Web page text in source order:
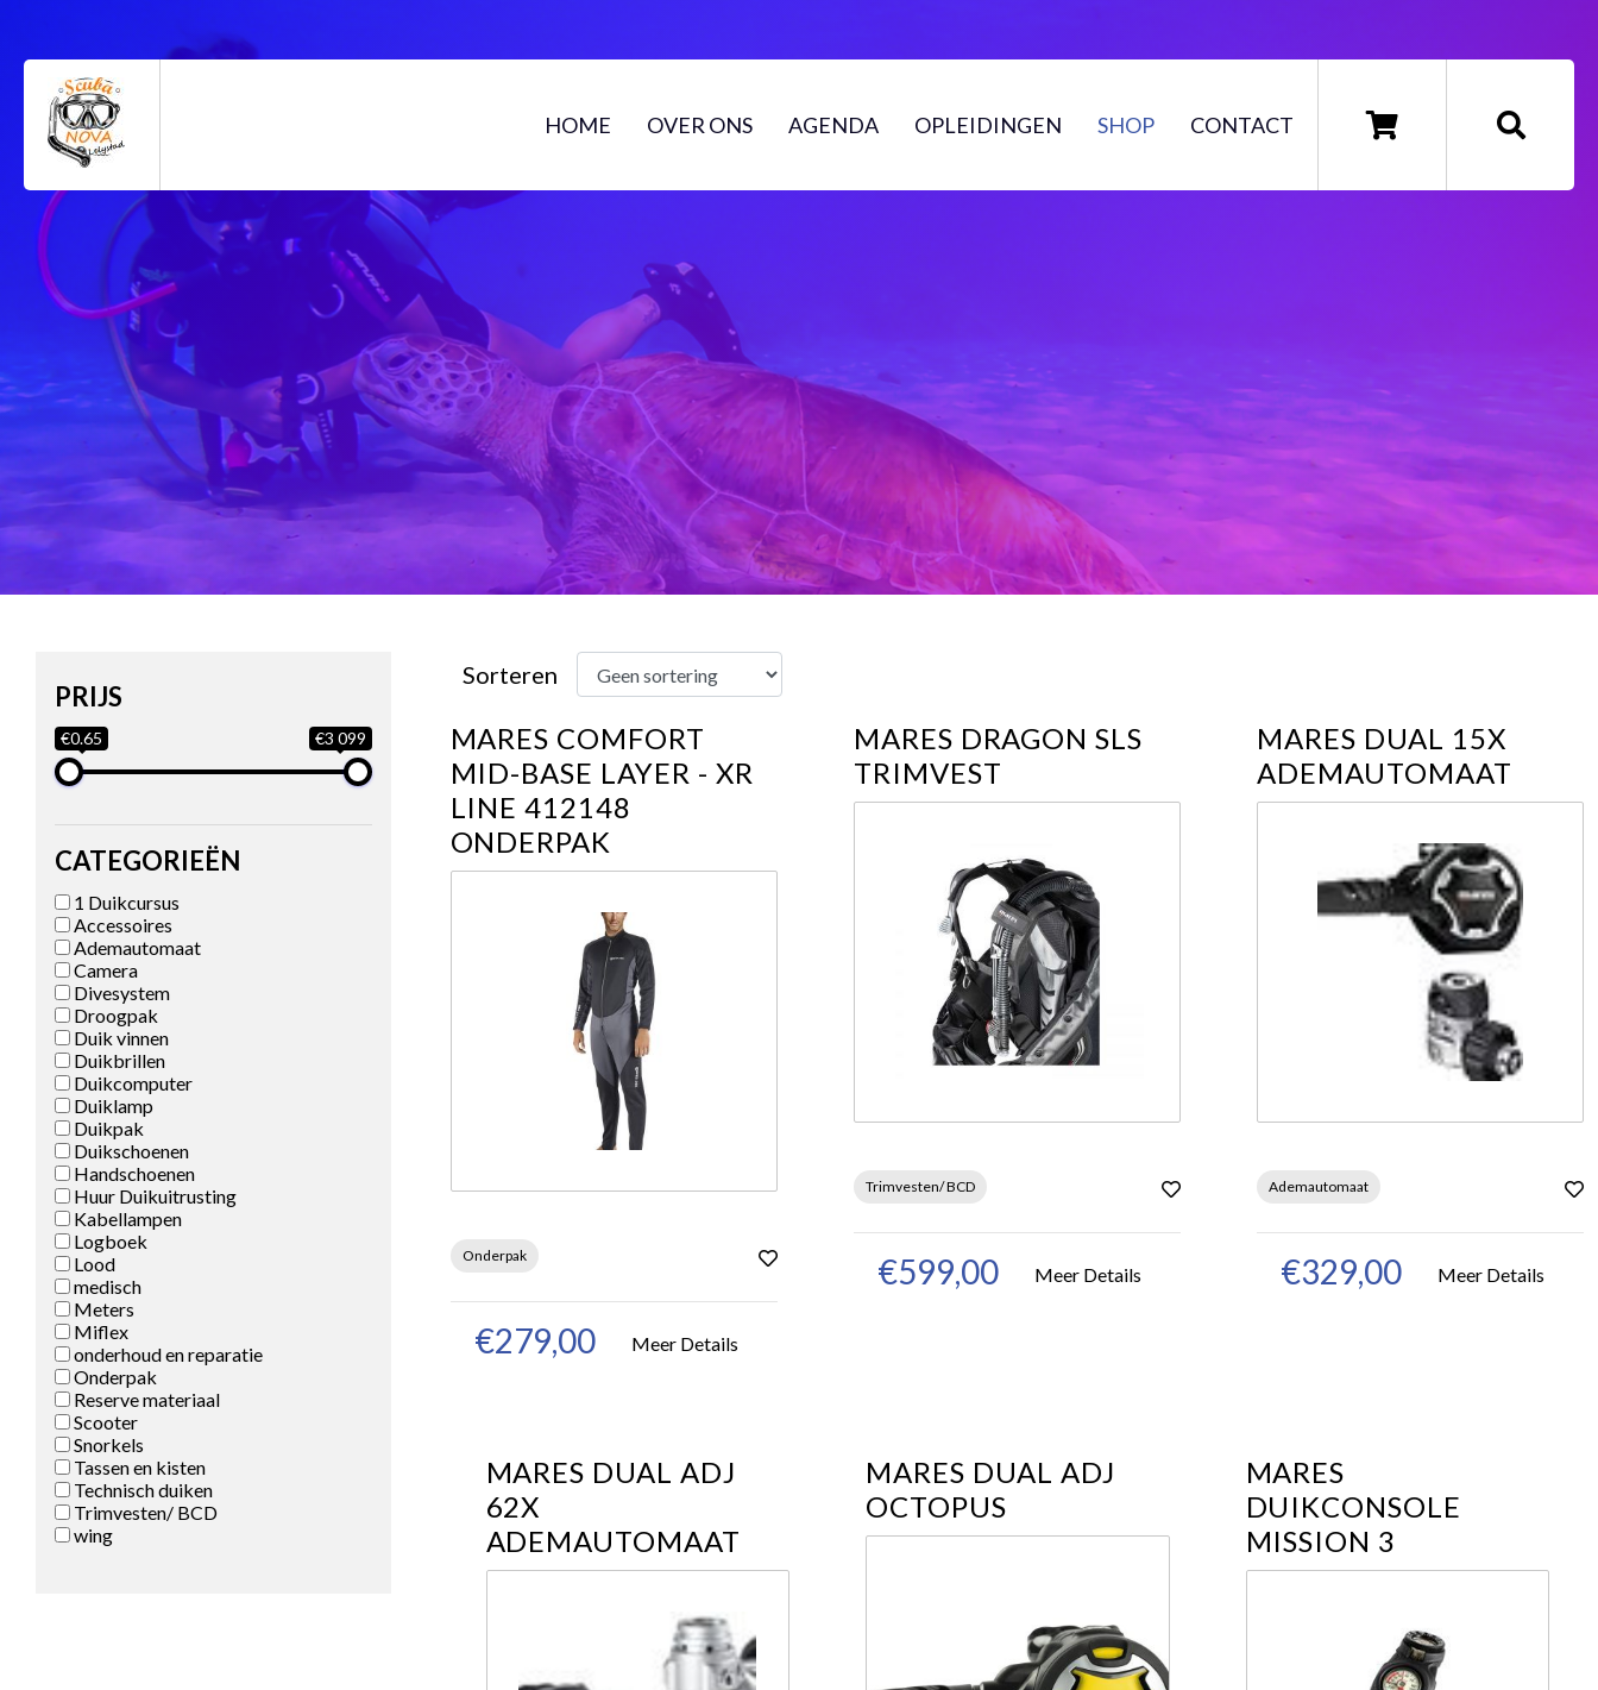
HOME OVER ONS AGENDA OPLEIDINGEN SHOP CONTACT
PRIJS
€0.65 €3 099
CATEGORIEËN
1 Duikcursus
Accessoires
Ademautomaat
Camera
Divesystem
Droogpak
Duik vinnen
Duikbrillen
Duikcomputer
Duiklamp
Duikpak
Duikschoenen
Handschoenen
Huur Duikuitrusting
Kabellampen
Logboek
Lood
medisch
Meters
Miflex
onderhoud en reparatie
Onderpak
Reserve materiaal
Scooter
Snorkels
Tassen en kisten
Technisch duiken
Trimvesten/ BCD
wing
Sorteren
MARES COMFORT
MID-BASE LAYER - XR
LINE 412148
ONDERPAK
Onderpak
€279,00 Meer Details
MARES DRAGON SLS
TRIMVEST
Trimvesten/ BCD
€599,00 Meer Details
MARES DUAL 15X
ADEMAUTOMAAT
Ademautomaat
€329,00 Meer Details
MARES DUAL ADJ
62X
ADEMAUTOMAAT
MARES DUAL ADJ
OCTOPUS
MARES
DUIKCONSOLE
MISSION 3